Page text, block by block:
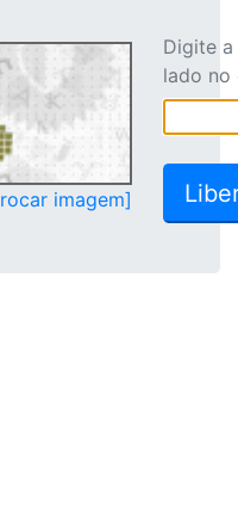
imagem]
Digite
lado no